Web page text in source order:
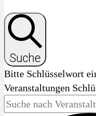
Suche
Bitte Schlüsselwort
Veranstaltungen